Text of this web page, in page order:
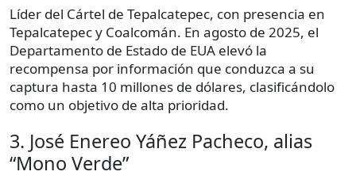
Líder del Cártel de Tepalcatepec, con presencia en
Tepalcatepec y Coalcomán. En agosto de 2025, el
Departamento de Estado de EUA elevó la
recompensa por información que conduzca a su
captura hasta 10 millones de dólares, clasificándolo
como un objetivo de alta prioridad.
3. José Enereo Yáñez Pacheco, alias
“Mono Verde”